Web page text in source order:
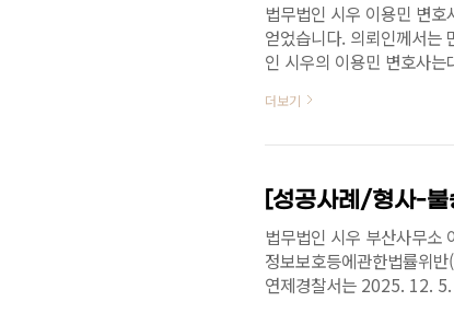
법무법인 시우 이용민 변
얻었습니다. 의뢰인께서는
인 시우의 이용민 변호사는
문의 051-503-6699 /
더보기
법무법인 시우 부산사무소
정보보호등에관한법률위
연제경찰서는 2025. 12. 5.